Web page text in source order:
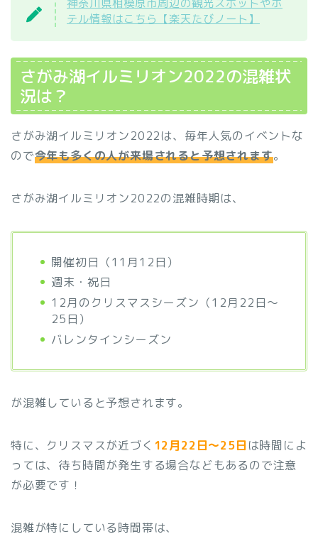
神奈川県相模原市周辺の観光スポットやホ
テル情報はこちら【楽天たびノート】
さがみ湖イルミリオン2022の混雑状
況は？
さがみ湖イルミリオン2022は、毎年人気のイベントな
ので今年も多くの人が来場されると予想されます。
さがみ湖イルミリオン2022の混雑時期は、
開催初日（11月12日）
週末・祝日
12月のクリスマスシーズン（12月22日～
25日）
バレンタインシーズン
が混雑していると予想されます。
特に、クリスマスが近づく 12月22日～25日 は時間によ
っては、待ち時間が発生する場合などもあるので注意
が必要です！
混雑が特にしている時間帯は、